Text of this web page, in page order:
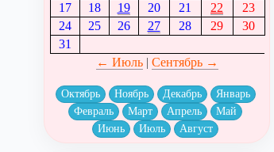
17
18 19 20 21 22
23
24
25 26 27 28 29
30
31
← Июль| Сентябрь →
Октябрь Ноябрь Декабрь
Январь
Февраль
Март Апрель
Май
Июнь
Июль Август